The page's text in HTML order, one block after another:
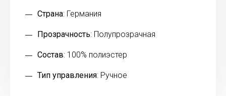
Страна: Германия
Прозрачность: Полупрозрачная
Состав: 100% полиэстер
Тип управления: Ручное